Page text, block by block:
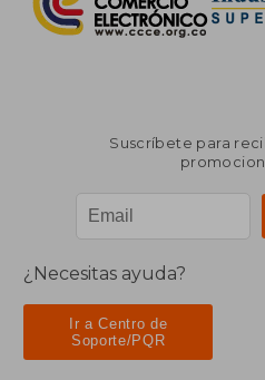
Suscríbete para
¿Necesitas ayuda?
Ir a Centro de
Soporte/PQR